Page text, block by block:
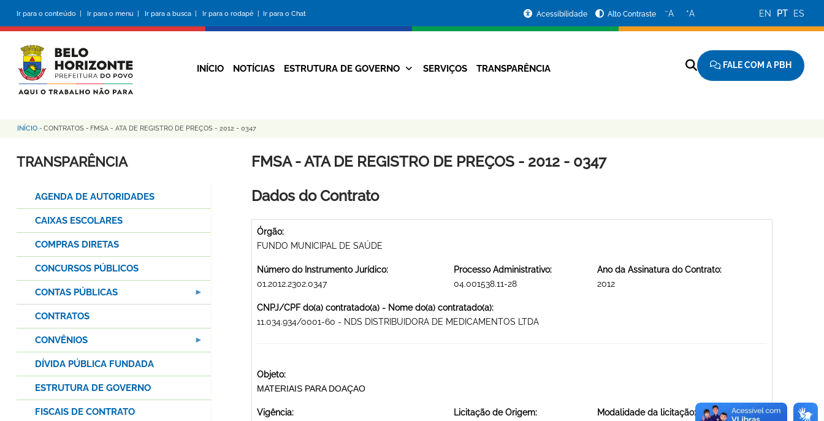
conteúdo
principal
Ir para o conteúdo | Ir para o menu | Ir para a busca | Ir para o rodapé | Ir para o Chat
da
Prefeitura
Acessibilidade Alto Contraste −A +A EN PT ES
Navegação
INÍCIO NOTÍCIAS ESTRUTURA DE GOVERNO SERVIÇOS TRANSPARÊNCIA FALE COM A PBH
Trilha
de
INÍCIO - CONTRATOS - FMSA - ATA DE REGISTRO DE PREÇOS - 2012 - 0347
FMSA - ATA DE REGISTRO DE PREÇOS - 2012 - 0347
Dados do Contrato
Órgão:
FUNDO MUNICIPAL DE SAÚDE
Número do Instrumento Jurídico:
01.2012.2302.0347
Processo Administrativo:
04.001538.11-28
Ano da Assinatura do Contrato:
2012
CNPJ/CPF do(a) contratado(a) - Nome do(a) contratado(a):
11.034.934/0001-60 - NDS DISTRIBUIDORA DE MEDICAMENTOS LTDA
Objeto:
MATERIAIS PARA DOAÇAO
Vigência:
Licitação de Origem:
Modalidade da licitação:
TRANSPARÊNCIA
AGENDA DE AUTORIDADES
CAIXAS ESCOLARES
COMPRAS DIRETAS
CONCURSOS PÚBLICOS
CONTAS PÚBLICAS
CONTRATOS
CONVÊNIOS
DÍVIDA PÚBLICA FUNDADA
ESTRUTURA DE GOVERNO
FISCAIS DE CONTRATO